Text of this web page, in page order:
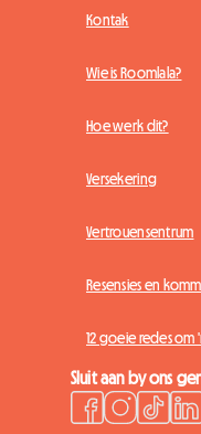
Kontak
Wie is Roomlala?
Hoe werk dit?
Versekering
Vertrouensentrum
Resensies en
12 goeie redes om
Sluit aan by ons